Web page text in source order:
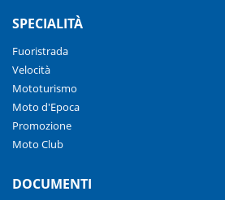
SPECIALITÀ
Fuoristrada
Velocità
Mototurismo
Moto d'Epoca
Promozione
Moto Club
DOCUMENTI